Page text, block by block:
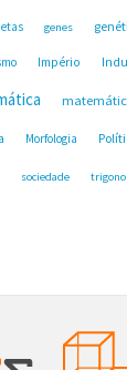
genes
Império
Morfologia
sociedade